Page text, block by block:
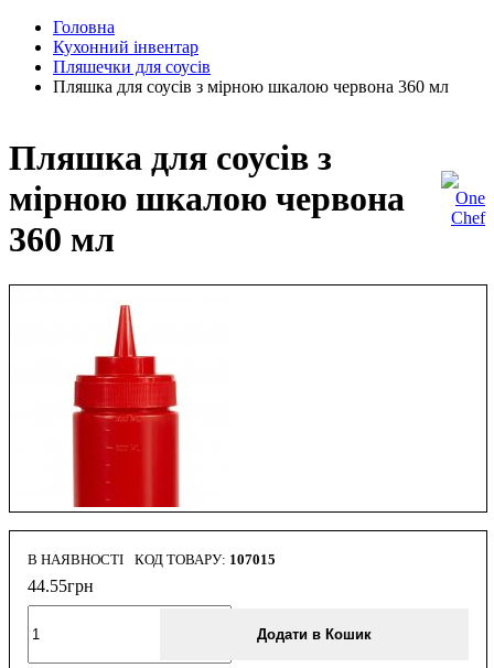
Головна
Кухонний інвентар
Пляшечки для соусів
Пляшка для соусів з мірною шкалою червона 360 мл
Пляшка для соусів з
мірною шкалою червона
360 мл
В НАЯВНОСТІ 107015
44.55грн
Додати в Кошик